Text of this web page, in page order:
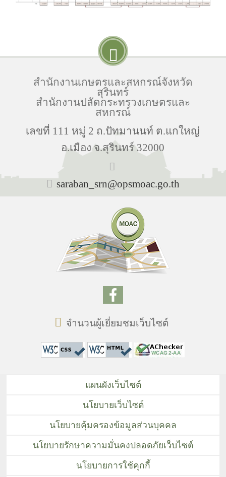
สำนักงานเกษตรและสหกรณ์จังหวัด
สุรินทร์
สำนักงานปลัดกระทรวงเกษตรและ
สหกรณ์
เลขที่ 111 หมู่ 2 ถ.ปัทมานนท์ ต.แกใหญ่
อ.เมือง จ.สุรินทร์ 32000
saraban_srn@opsmoac.go.th
จำนวนผู้เยี่ยมชมเว็บไซต์
แผนผังเว็บไซต์
นโยบายเว็บไซต์
นโยบายคุ้มครองข้อมูลส่วนบุคคล
นโยบายรักษาความมั่นคงปลอดภัยเว็บไซต์
นโยบายการใช้คุกกี้